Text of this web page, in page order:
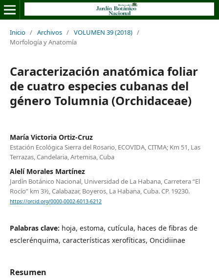
Inicio / Archivos / VOLUMEN 39 (2018) /
Morfología y Anatomía
Caracterización anatómica foliar
de cuatro especies cubanas del
género Tolumnia (Orchidaceae)
María Victoria Ortiz-Cruz
Estación Ecológica Sierra del Rosario, ECOVIDA, CITMA; Km 51, Las
Terrazas, Candelaria, Artemisa, Cuba
Alelí Morales Martínez
Jardín Botánico Nacional, Universidad de La Habana, Carretera “El
Rocío” km 3½, Calabazar, Boyeros, La Habana, Cuba. CP. 19230.
https://orcid.org/0000-0002-6013-6212
Palabras clave: hoja, estoma, cutícula, haces de fibras de
esclerénquima, características xerofíticas, Oncidiinae
Resumen